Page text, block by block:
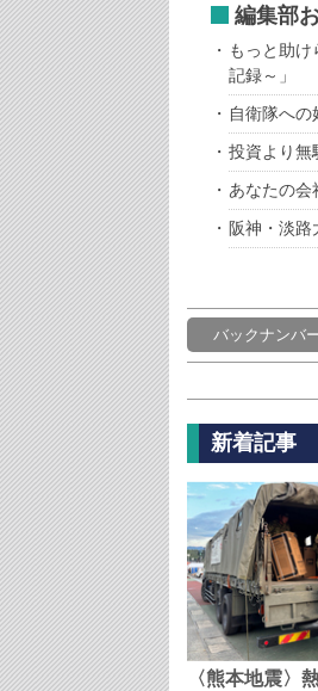
編集部
もっと助
記録～」
自衛隊へ
投資より無
あなたの会
阪神・淡
バックナンバ
新着記事
〈熊本地震〉